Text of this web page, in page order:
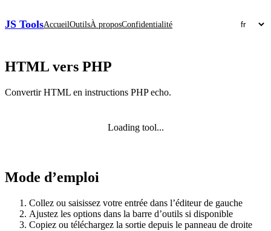
JS ToolsAccueilOutilsÀ proposConfidentialité
HTML vers PHP
Convertir HTML en instructions PHP echo.
Loading tool...
Mode d’emploi
Collez ou saisissez votre entrée dans l’éditeur de gauche
Ajustez les options dans la barre d’outils si disponible
Copiez ou téléchargez la sortie depuis le panneau de droite